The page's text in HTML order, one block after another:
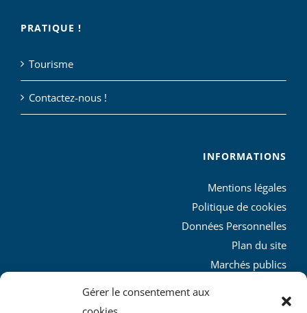
Gérer le consentement aux
PRATIQUE !
Tourisme
Contactez-nous !
INFORMATIONS
Mentions légales
Politique de cookies
Données Personnelles
Plan du site
Marchés publics
L’agglo recrute